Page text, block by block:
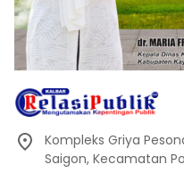
Kompleks Griya
Saigon, Kecamatan